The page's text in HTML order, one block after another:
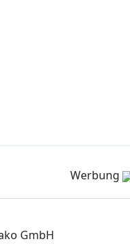
Werbung
GmbH